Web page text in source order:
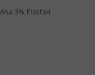
3% Elastan